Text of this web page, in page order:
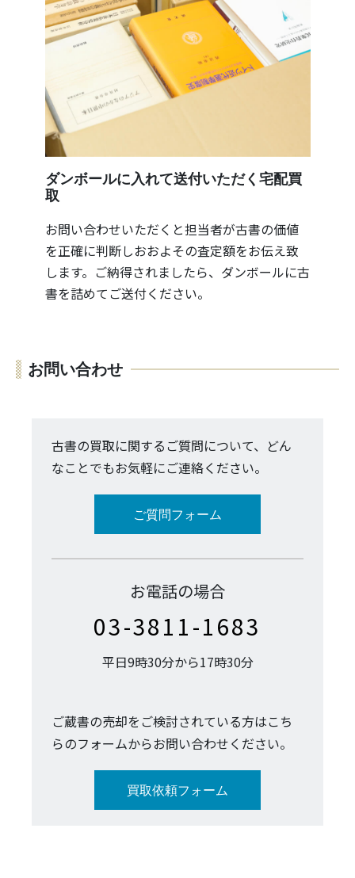
ダンボールに入れて送付いただく宅配買
取
お問い合わせいただくと担当者が古書の価値
を正確に判断しおおよその査定額をお伝え致
します。ご納得されましたら、ダンボールに古
書を詰めてご送付ください。
お問い合わせ
古書の買取に関するご質問について、どん
なことでもお気軽にご連絡ください。
ご質問フォーム
お電話の場合
03-3811-1683
平日9時30分から17時30分
ご蔵書の売却をご検討されている方はこち
らのフォームからお問い合わせください。
買取依頼フォーム